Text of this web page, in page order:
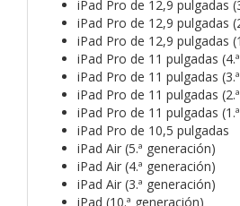
iPad Pro de 12,9 pulgadas
iPad Pro de 12,9 pulgadas
iPad Pro de 12,9 pulgadas
iPad Pro de 11 pulgadas
iPad Pro de 11 pulgadas
iPad Pro de 11 pulgadas
iPad Pro de 11 pulgadas
iPad Pro de 10,5 pulgadas
iPad Air (5.ª generación)
iPad Air (4.ª generación)
iPad Air (3.ª generación)
iPad (10.ª generación)